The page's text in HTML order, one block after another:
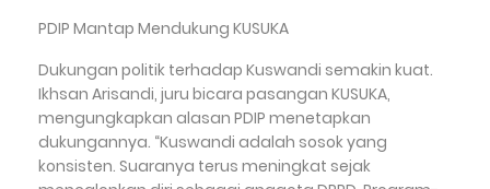
PDIP Mantap Mendukung KUSUKA
Dukungan politik terhadap Kuswandi semakin kuat.
Ikhsan Arisandi, juru bicara pasangan KUSUKA,
mengungkapkan alasan PDIP menetapkan
dukungannya. “Kuswandi adalah sosok yang
konsisten. Suaranya terus meningkat sejak